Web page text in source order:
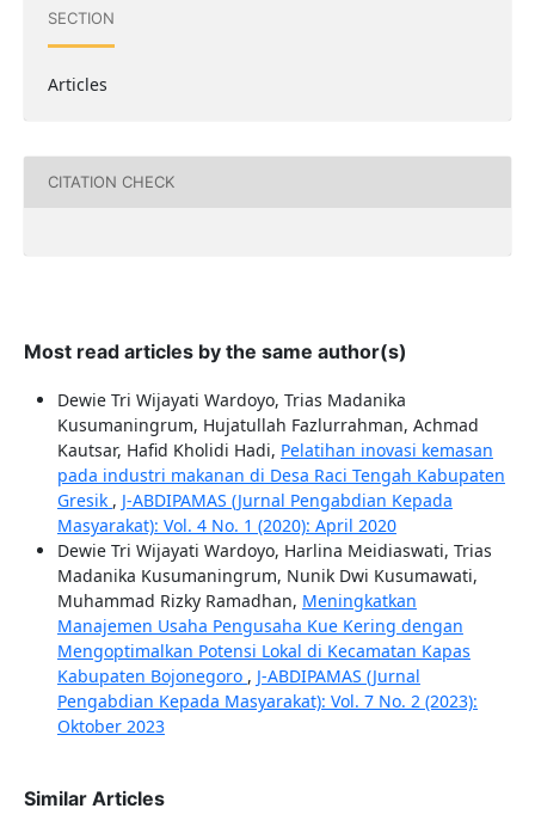
SECTION
Articles
CITATION CHECK
Most read articles by the same author(s)
Dewie Tri Wijayati Wardoyo, Trias Madanika
Kusumaningrum, Hujatullah Fazlurrahman, Achmad
Kautsar, Hafid Kholidi Hadi, Pelatihan inovasi kemasan
pada industri makanan di Desa Raci Tengah Kabupaten
Gresik , J-ABDIPAMAS (Jurnal Pengabdian Kepada
Masyarakat): Vol. 4 No. 1 (2020): April 2020
Dewie Tri Wijayati Wardoyo, Harlina Meidiaswati, Trias
Madanika Kusumaningrum, Nunik Dwi Kusumawati,
Muhammad Rizky Ramadhan, Meningkatkan
Manajemen Usaha Pengusaha Kue Kering dengan
Mengoptimalkan Potensi Lokal di Kecamatan Kapas
Kabupaten Bojonegoro , J-ABDIPAMAS (Jurnal
Pengabdian Kepada Masyarakat): Vol. 7 No. 2 (2023):
Oktober 2023
Similar Articles